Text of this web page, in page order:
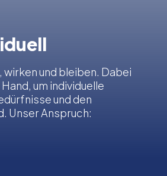
und bleiben. Dabei
um individuelle
und den
Unser Anspruch: